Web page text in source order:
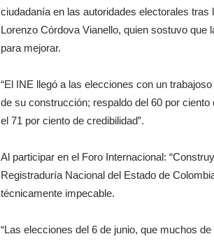
ciudadanía en las autoridades electorales
Lorenzo Córdova Vianello, quien sostuvo
para mejorar.
“El INE llegó a las elecciones con un
de su construcción; respaldo del 60 por
el 71 por ciento de credibilidad”.
Al participar en el Foro Internacional:
Registraduría Nacional del Estado de
técnicamente impecable.
“Las elecciones del 6 de junio, que muchos